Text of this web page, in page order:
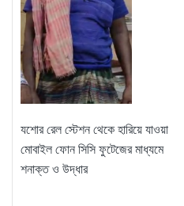
যশোর রেল স্টেশন থেকে হারিয়ে যাওয়া
মোবাইল ফোন সিসি ফুটেজের মাধ্যমে
শনাক্ত ও উদ্ধার